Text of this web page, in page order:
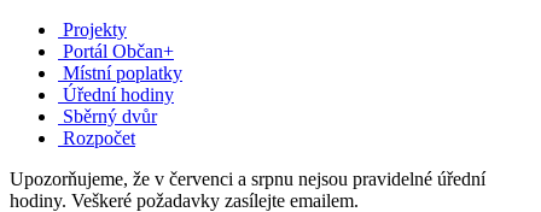
Projekty
Portál Občan+
Místní poplatky
Úřední hodiny
Sběrný dvůr
Rozpočet
Upozorňujeme, že v červenci a srpnu nejsou pravidelné úřední
hodiny. Veškeré požadavky zasílejte emailem.